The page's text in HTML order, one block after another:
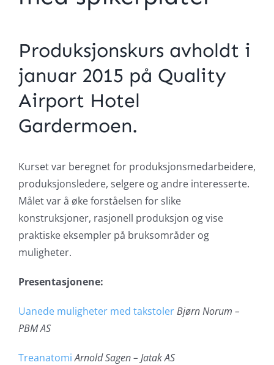
Produksjonskurs avholdt i
januar 2015 på Quality
Airport Hotel
Gardermoen.
Kurset var beregnet for produksjonsmedarbeidere,
produksjonsledere, selgere og andre interesserte.
Målet var å øke forståelsen for slike
konstruksjoner, rasjonell produksjon og vise
praktiske eksempler på bruksområder og
muligheter.
Presentasjonene:
Uanede muligheter med takstolerBjørn Norum –
PBM AS
Treanatomi Arnold Sagen – Jatak AS